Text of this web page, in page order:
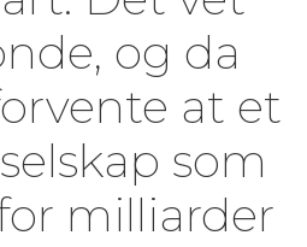
og da
at et
som
milliarder